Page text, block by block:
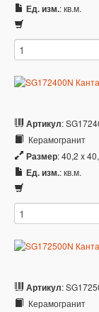
Ед. изм.: кв.м.
Артикул:
Керамогранит
Размер: 40,2 x
Ед. изм.: кв.м.
Артикул:
Керамогранит